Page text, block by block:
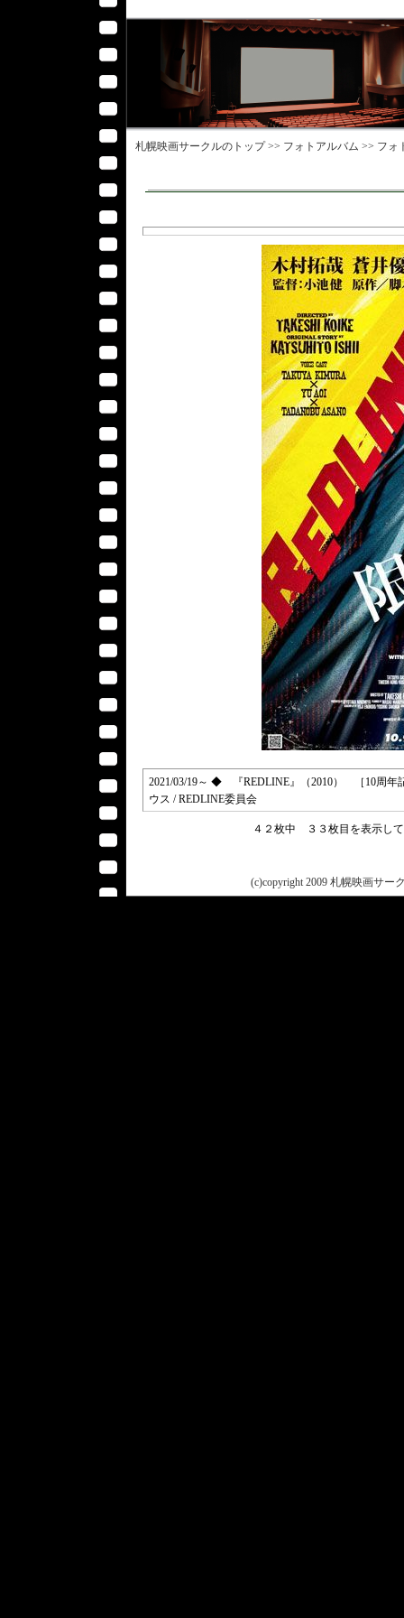
札幌映画サークルのトップ >> フォトアルバム >> フォ
2021/03/19～ ◆ 『REDLINE』（2010） ［10周年
ウス / REDLINE委員会
４２枚中 ３３枚目を表示し
(c)copyright 2009 札幌映画サー